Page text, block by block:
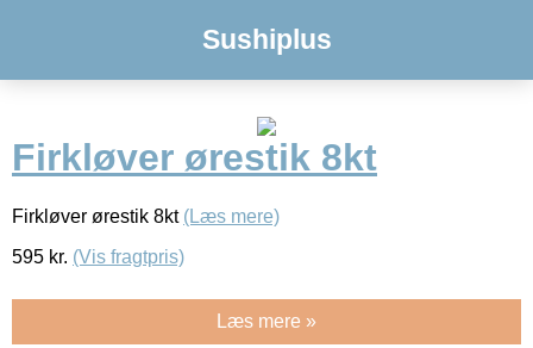
Sushiplus
Firkløver ørestik 8kt
Firkløver ørestik 8kt (Læs mere)
595 kr. (Vis fragtpris)
Læs mere »